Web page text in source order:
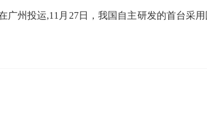
广州投运,11月27日，我国自主研发的首台采